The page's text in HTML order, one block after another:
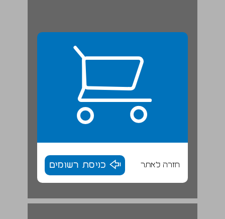
חזרה לאתר כניסת רשומים